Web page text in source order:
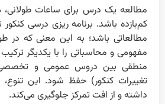
مطالعه یک درس برای ساعات طولانی،
کم‌بازده باشد. برنامه ریزی درسی
مطالعاتی باشد؛ به این معنی که در
مفهومی و محاسباتی را با یکدیگر
منطقی بین دروس عمومی و تخصصی
تغییرات کنکور) حفظ شود. این
داشته و از افت تمرکز جلوگیری می‌کند.